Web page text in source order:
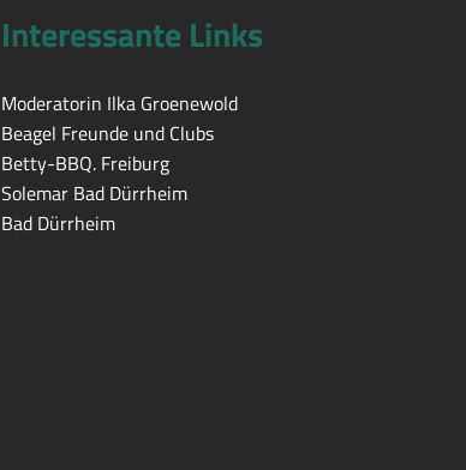
Interessante Links
Moderatorin Ilka Groenewold
Beagel Freunde und Clubs
Betty-BBQ. Freiburg
Solemar Bad Dürrheim
Bad Dürrheim